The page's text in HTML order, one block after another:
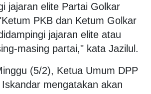
jajaran elite Partai Golkar
PKB dan Ketum Golkar
jajaran elite atau
masing partai," kata Jazilul.
(5/2), Ketua Umum DPP
mengatakan akan